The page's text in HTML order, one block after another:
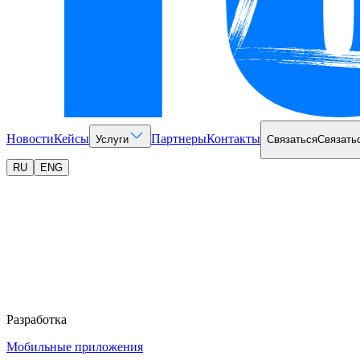
НовостиКейсы Услуги ПартнерыКонтакты Связаться
RU ENG
Разработка
Мобильные приложения